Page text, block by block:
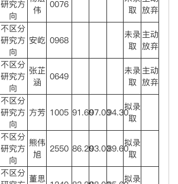
研究方
向
伟
0076
取 放弃
不区分
研究方
向
安屹 0968
未录
取
主动
放弃
不区分
研究方
向
张芷
涵
0649
未录
取
主动
放弃
不区分
研究方
向
方芳 1005 91.6097.0094.30拟录
取
不区分
研究方
向
熊伟
旭
2550 86.2093.0089.60拟录
取
不区分 董思 拟录